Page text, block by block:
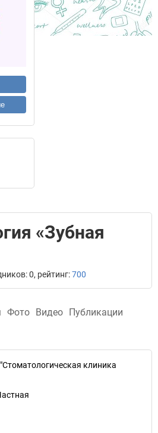
«Зубная
0, рейтинг:700
Фото Видео Публикации
клиника